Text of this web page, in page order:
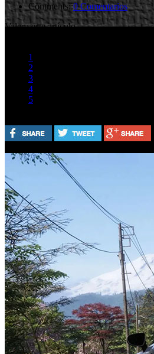
Comments::0 Comentarios
Valora este artículo
1
2
3
4
5